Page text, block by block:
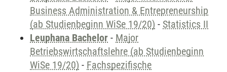
Business Administration & Entrepreneurship
(ab Studienbeginn WiSe 19/20) - Statistics II
Leuphana Bachelor - Major
Betriebswirtschaftslehre (ab Studienbeginn
WiSe 19/20) - Fachspezifische